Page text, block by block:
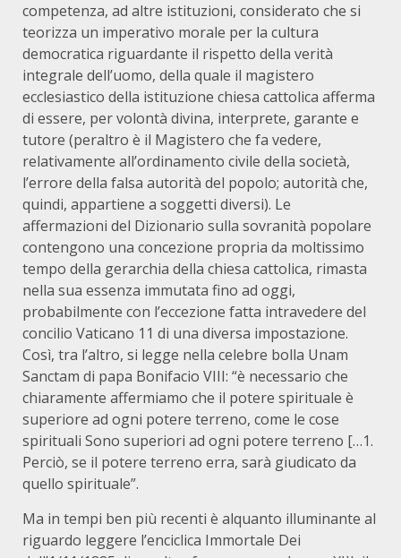
competenza, ad altre istituzioni, considerato che si
teorizza un imperativo morale per la cultura
democratica riguardante il rispetto della verità
integrale dell’uomo, della quale il magistero
ecclesiastico della istituzione chiesa cattolica afferma
di essere, per volontà divina, interprete, garante e
tutore (peraltro è il Magistero che fa vedere,
relativamente all’ordinamento civile della società,
l’errore della falsa autorità del popolo; autorità che,
quindi, appartiene a soggetti diversi). Le
affermazioni del Dizionario sulla sovranità popolare
contengono una concezione propria da moltissimo
tempo della gerarchia della chiesa cattolica, rimasta
nella sua essenza immutata fino ad oggi,
probabilmente con l’eccezione fatta intravedere del
concilio Vaticano 11 di una diversa impostazione.
Così, tra l’altro, si legge nella celebre bolla Unam
Sanctam di papa Bonifacio VIII: “è necessario che
chiaramente affermiamo che il potere spirituale è
superiore ad ogni potere terreno, come le cose
spirituali Sono superiori ad ogni potere terreno […1.
Perciò, se il potere terreno erra, sarà giudicato da
quello spirituale”.
Ma in tempi ben più recenti è alquanto illuminante al
riguardo leggere l’enciclica Immortale Dei